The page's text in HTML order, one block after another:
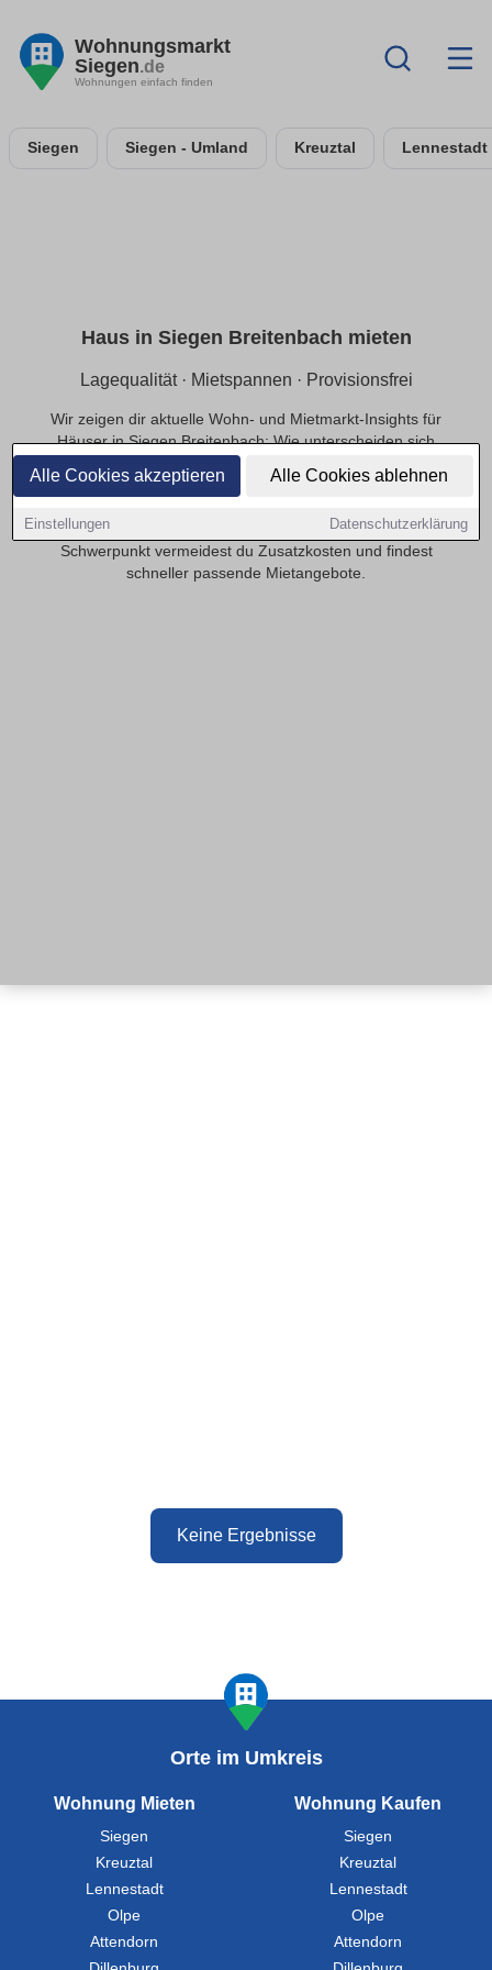
Alle Cookies akzeptieren Alle Cookies ablehnen
Einstellungen Datenschutzerklärung
Wohnungsmarkt
Siegen.de
Wohnungen einfach finden
Siegen Siegen - Umland Kreuztal Lennestadt
Haus in Siegen Breitenbach mieten
Lagequalität · Mietspannen · Provisionsfrei
Wir zeigen dir aktuelle Wohn- und Mietmarkt-Insights für
Häuser in Siegen Breitenbach: Wie unterscheiden sich
Mietpreise innerhalb der Lage, welche Infrastruktur
beeinflusst die Nachfrage und welche Preisbereiche sind
Planung deiner monatlichen Kosten. Mit provisionsfrei als
Schwerpunkt vermeidest du Zusatzkosten und findest
schneller passende Mietangebote.
Keine Ergebnisse
Orte im Umkreis
Wohnung Mieten
Siegen
Kreuztal
Lennestadt
Olpe
Attendorn
Wohnung Kaufen
Siegen
Kreuztal
Lennestadt
Olpe
Attendorn